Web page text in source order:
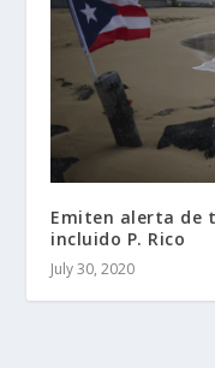
Emiten alerta de
incluido P. Rico
July 30, 2020